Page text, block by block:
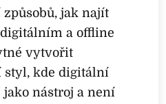
jak najít
a offline
vytvořit
styl, kde digitální
jako nástroj a není